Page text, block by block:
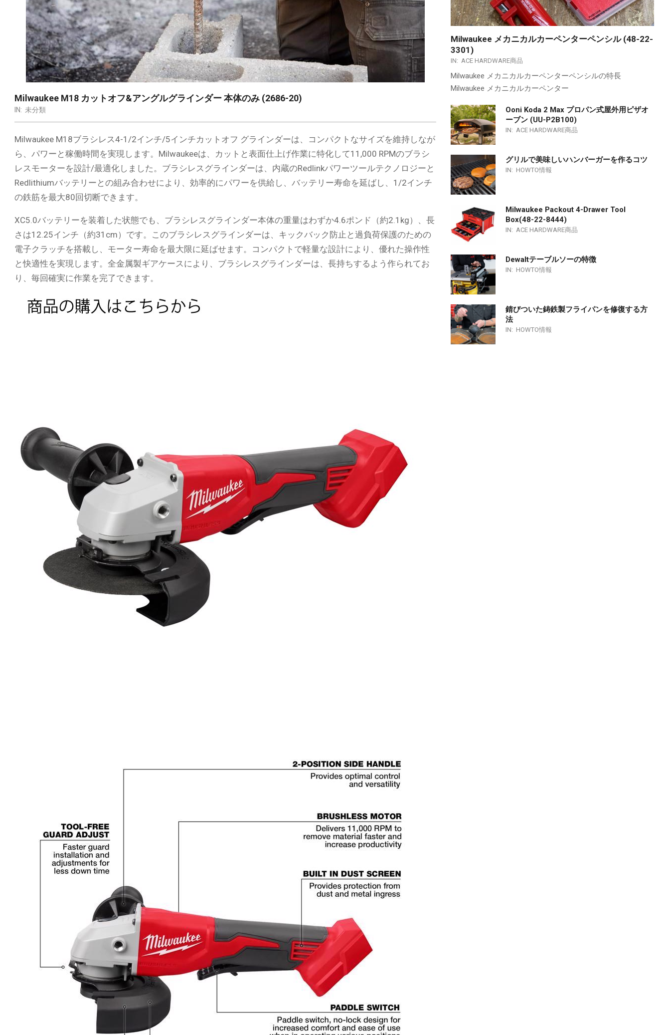
Milwaukee M18 カットオフ&アングルグラインダー 本体のみ (2686-20)
IN: 未分類
Milwaukee M18ブラシレス4-1/2インチ/5インチカットオフ グラインダーは、コンパクトなサイズを維持しなが
ら、パワーと稼働時間を実現します。Milwaukeeは、カットと表面仕上げ作業に特化して11,000 RPMのブラシ
レスモーターを設計/最適化しました。ブラシレスグラインダーは、内蔵のRedlinkパワーツールテクノロジーと
Redlithiumバッテリーとの組み合わせにより、効率的にパワーを供給し、バッテリー寿命を延ばし、1/2インチ
の鉄筋を最大80回切断できます。
XC5.0バッテリーを装着した状態でも、ブラシレスグラインダー本体の重量はわずか4.6ポンド（約2.1kg）、長
さは12.25インチ（約31cm）です。このブラシレスグラインダーは、キックバック防止と過負荷保護のための
電子クラッチを搭載し、モーター寿命を最大限に延ばせます。コンパクトで軽量な設計により、優れた操作性
と快適性を実現します。全金属製ギアケースにより、ブラシレスグラインダーは、長持ちするよう作られてお
り、毎回確実に作業を完了できます。
Milwaukee メカニカルカーペンターペンシル (48-22-
3301)
IN: ACE HARDWARE商品
Milwaukee メカニカルカーペンターペンシルの特長
Milwaukee メカニカルカーペンター
Ooni Koda 2 Max プロパン式屋外用ピザオ
ーブン (UU-P2B100)
IN: ACE HARDWARE商品
グリルで美味しいハンバーガーを作るコツ
IN: HOWTO情報
Milwaukee Packout 4-Drawer Tool
Box(48-22-8444)
IN: ACE HARDWARE商品
Dewaltテーブルソーの特徴
IN: HOWTO情報
錆びついた鋳鉄製フライパンを修復する方
法
IN: HOWTO情報